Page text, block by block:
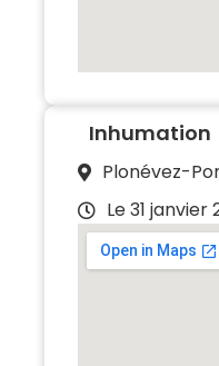
Inhumation
Plonévez-
Le 31 janvier